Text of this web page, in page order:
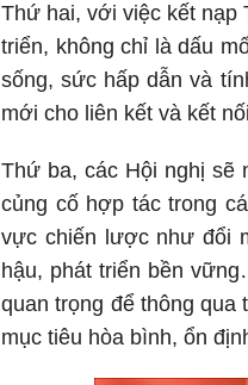
Thứ hai, với việc kết nạp
triển, không chỉ là dấu
sống, sức hấp dẫn và
mới cho liên kết và kết
Thứ ba, các Hội nghị sẽ
củng cố hợp tác trong
vực chiến lược như đổi
hậu, phát triển bền
quan trọng để thông qua
mục tiêu hòa bình, ổn